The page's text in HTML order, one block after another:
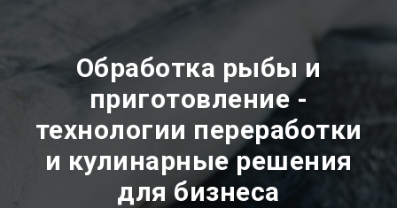
Обработка рыбы и
приготовление -
технологии переработки
и кулинарные решения
для бизнеса